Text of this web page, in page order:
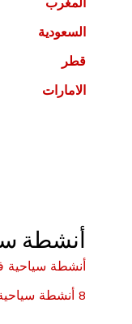
السعودية
قطر
الامارات
أنشطة
أنشطة سياحية
8 أنشطة سياحية في اسطنبول